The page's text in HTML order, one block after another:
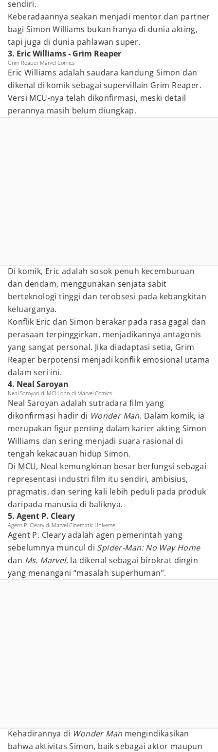
sendiri.
Keberadaannya seakan menjadi mentor dan partner
bagi Simon Williams bukan hanya di dunia akting,
tapi juga di dunia pahlawan super.
3. Eric Williams - Grim Reaper
Grim Reaper Marvel Comics
Eric Williams adalah saudara kandung Simon dan
dikenal di komik sebagai supervillain Grim Reaper.
Versi MCU-nya telah dikonfirmasi, meski detail
perannya masih belum diungkap.
Di komik, Eric adalah sosok penuh kecemburuan
dan dendam, menggunakan senjata sabit
berteknologi tinggi dan terobsesi pada kebangkitan
keluarganya.
Konflik Eric dan Simon berakar pada rasa gagal dan
perasaan terpinggirkan, menjadikannya antagonis
yang sangat personal. Jika diadaptasi setia, Grim
Reaper berpotensi menjadi konflik emosional utama
dalam seri ini.
4. Neal Saroyan
Neal Saroyan di MCU dan di Marvel Comics
Neal Saroyan adalah sutradara film yang
dikonfirmasi hadir di Wonder Man. Dalam komik, ia
merupakan figur penting dalam karier akting Simon
Williams dan sering menjadi suara rasional di
tengah kekacauan hidup Simon.
Di MCU, Neal kemungkinan besar berfungsi sebagai
representasi industri film itu sendiri, ambisius,
pragmatis, dan sering kali lebih peduli pada produk
daripada manusia di baliknya.
5. Agent P. Cleary
Agent P. Cleary di Marvel Cinematic Universe
Agent P. Cleary adalah agen pemerintah yang
sebelumnya muncul di Spider-Man: No Way Home
dan Ms. Marvel. Ia dikenal sebagai birokrat dingin
yang menangani “masalah superhuman”.
Kehadirannya di Wonder Man mengindikasikan
bahwa aktivitas Simon, baik sebagai aktor maupun